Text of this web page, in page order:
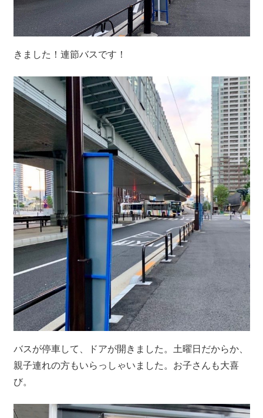
きました！連節バスです！
バスが停車して、ドアが開きました。土曜日だからか、
親子連れの方もいらっしゃいました。お子さんも大喜
び。